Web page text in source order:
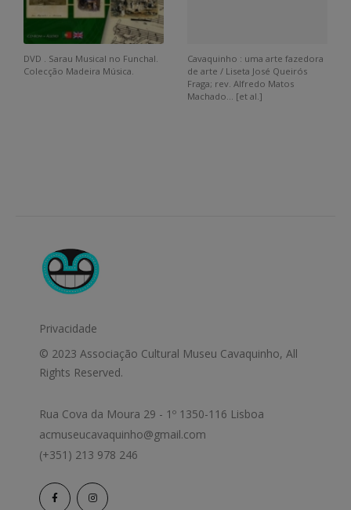
DVD . Sarau Musical no Funchal.
Colecção Madeira Música.
Cavaquinho : uma arte fazedora
de arte / Liseta José Queirós
Fraga; rev. Alfredo Matos
Machado... [et al.]
Privacidade
© 2023 Associação Cultural Museu Cavaquinho, All
Rights Reserved.
Rua Cova da Moura 29 - 1º 1350-116 Lisboa
acmuseucavaquinho@gmail.com
(+351) 213 978 246